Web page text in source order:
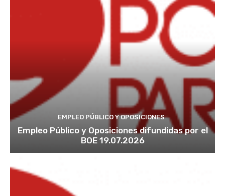
EMPLEO PÚBLICO Y OPOSICIONES
Empleo Público y Oposiciones difundidas por el
BOE 19.07.2026